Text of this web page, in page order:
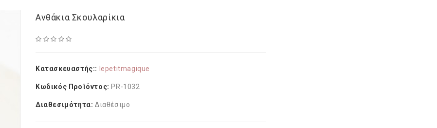
Ανθάκια Σκουλαρίκια
Κατασκευαστής:: lepetitmagique
Κωδικός Προϊόντος: PR-1032
Διαθεσιμότητα: Διαθέσιμο